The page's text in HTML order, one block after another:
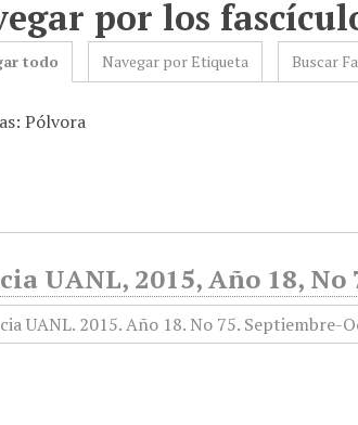
por los
todo Navegar por Etiqueta Buscar
Pólvora
UANL, 2015, Año 18,